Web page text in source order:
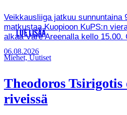
Veikkausliiga jatkuu sunnuntaina
matkustaa Kuopioon KuPS:n
alkaa Väre Areenalla kello
LUE LISÄÄ
06.08.2026
Miehet, Uutiset
Theodoros
riveissä